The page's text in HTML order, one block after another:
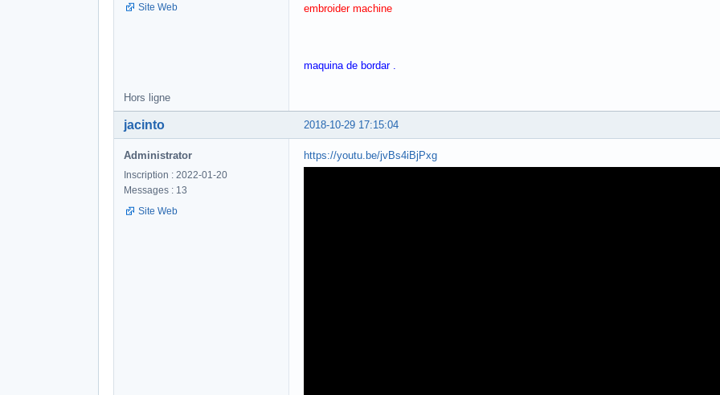
Site Web
embroider machine
maquina de bordar .
Hors ligne
2018-10-29 17:15:04
jacinto
Administrator
Inscription : 2022-01-20
Messages : 13
Site Web
https://youtu.be/jvBs4iBjPxg